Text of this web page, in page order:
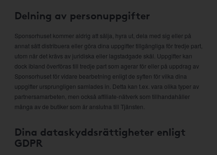
Delning av personuppgifter
Sponsorhuset kommer aldrig att sälja, hyra ut, dela med sig eller på
annat sätt distribuera eller göra dina uppgifter tillgängliga för tredje part,
utom när det krävs av juridiska eller lagstadgade skäl. Uppgifter kan
dock ibland överföras till tredje part som agerar för eller på uppdrag av
Sponsorhuset för vidare bearbetning enligt de syften för vilka dina
uppgifter ursprungligen samlades in. Detta kan t.ex. vara olika typer av
partnersamarbeten, men också affiliate-nätverk som tillhandahåller
många av de butiker som är anslutna till Tjänsten.
Dina dataskyddsrättigheter enligt
GDPR